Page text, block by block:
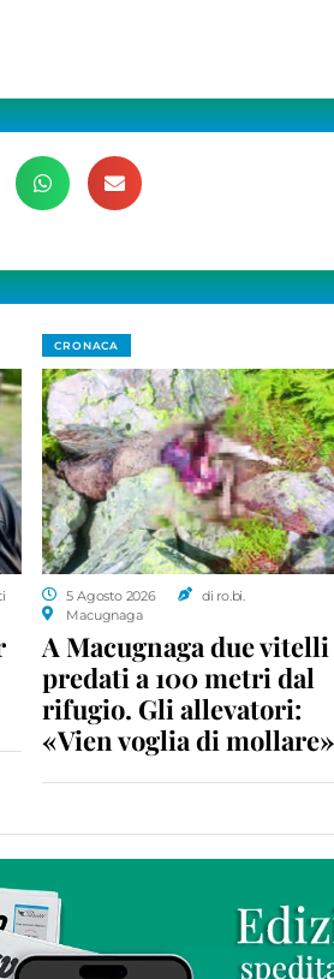
CRONACA
5 Agosto 2026
di ro.bi.
Macugnaga
A Macugnaga due vitelli
predati a 100 metri dal
rifugio. Gli allevatori:
«Vien voglia di mollare»